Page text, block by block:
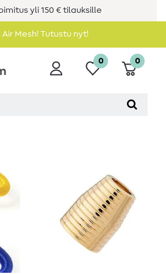
yli 150 € tilauksille
Air Mesh! Tutustu nyt!
0 0